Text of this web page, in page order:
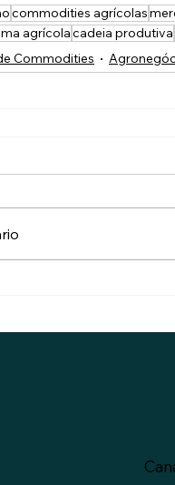
commodities agrícolas
agrícolacadeia produtiva
Commodities